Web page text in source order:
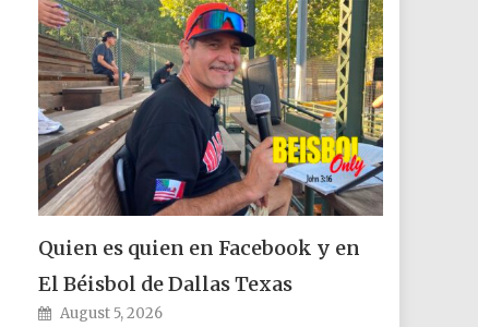
Quien es quien en Facebook y en
El Béisbol de Dallas Texas
Posted on
August 5, 2026